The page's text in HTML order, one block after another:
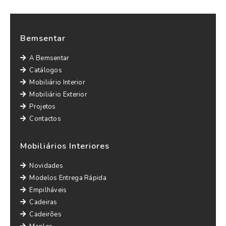
Bemsentar
A Bemsentar
Catálogos
Mobiliário Interior
Mobiliário Exterior
Projetos
Contactos
Mobiliários Interiores
Novidades
Modelos Entrega Rápida
Empilháveis
Cadeiras
Cadeirões